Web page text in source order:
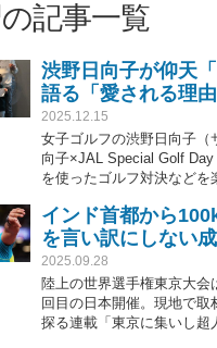
記事一覧
渋野日向子が仰天
語る「愛される理由
2025.12.15
女子ゴルフの渋野日向子（
向子×JAL Special Golf
を使ったゴルフ対決などを
インド首都から
を言い訳にしない
2025.09.28
陸上の世界選手権東京大
回目の日本開催。現地で
探る連載「東京に集いし超